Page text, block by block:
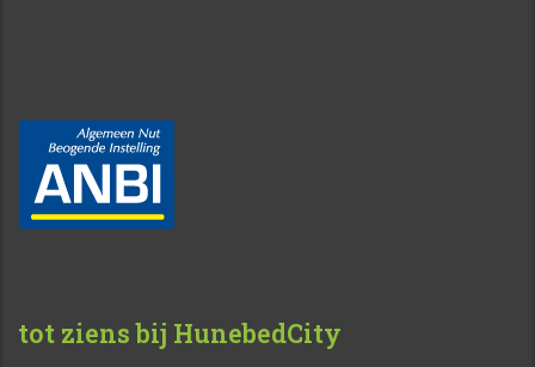
tot ziens bij HunebedCity